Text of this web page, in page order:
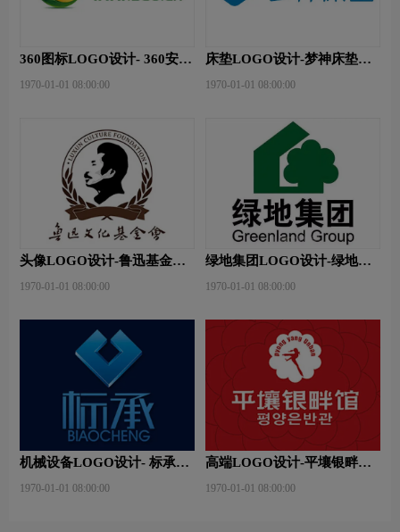
360图标LOGO设计- 360安全
1970-01-01 08:00:00
床垫LOGO设计-梦神床垫品
1970-01-01 08:00:00
头像LOGO设计-鲁迅基金会
1970-01-01 08:00:00
绿地集团LOGO设计-绿地集
1970-01-01 08:00:00
机械设备LOGO设计- 标承机
1970-01-01 08:00:00
高端LOGO设计-平壤银畔馆
1970-01-01 08:00:00